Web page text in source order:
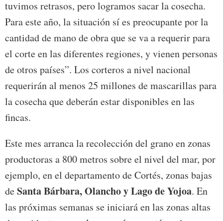
tuvimos retrasos, pero logramos sacar la cosecha.
Para este año, la situación sí es preocupante por la
cantidad de mano de obra que se va a requerir para
el corte en las diferentes regiones, y vienen personas
de otros países”. Los corteros a nivel nacional
requerirán al menos 25 millones de mascarillas para
la cosecha que deberán estar disponibles en las
fincas.
Este mes arranca la recolección del grano en zonas
productoras a 800 metros sobre el nivel del mar, por
ejemplo, en el departamento de Cortés, zonas bajas
deSanta Bárbara, Olancho y Lago de Yojoa. En
las próximas semanas se iniciará en las zonas altas